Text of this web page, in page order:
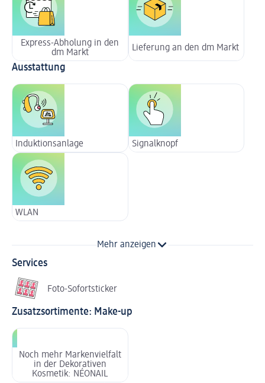
Express-Abholung in den
dm Markt
Lieferung an den dm Markt
Ausstattung
Induktionsanlage Signalknopf
WLAN
Mehr anzeigen
Services
Foto-Sofortsticker
Zusatzsortimente: Make-up
Noch mehr Markenvielfalt
in der Dekorativen
Kosmetik: NÉONAIL